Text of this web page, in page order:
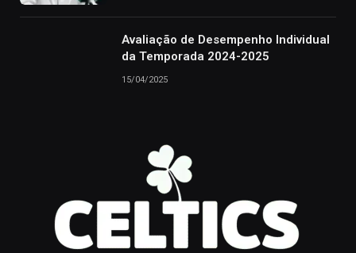
Avaliação de Desempenho Individual
da Temporada 2024-2025
15/04/2025